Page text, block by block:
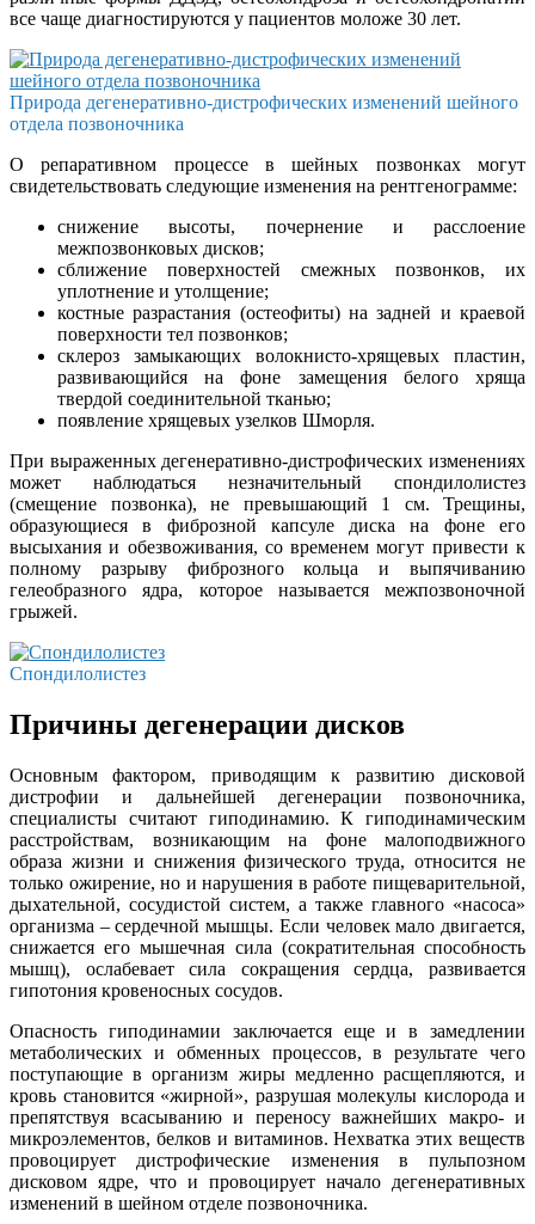
все чаще диагностируются у пациентов моложе 30 лет.
Природа дегенеративно-дистрофических изменений шейного
отдела позвоночника
О репаративном процессе в шейных позвонках могут
свидетельствовать следующие изменения на рентгенограмме:
снижение высоты, почернение и расслоение
межпозвонковых дисков;
сближение поверхностей смежных позвонков, их
уплотнение и утолщение;
костные разрастания (остеофиты) на задней и краевой
поверхности тел позвонков;
склероз замыкающих волокнисто-хрящевых пластин,
развивающийся на фоне замещения белого хряща
твердой соединительной тканью;
появление хрящевых узелков Шморля.
При выраженных дегенеративно-дистрофических изменениях
может наблюдаться незначительный спондилолистез
(смещение позвонка), не превышающий 1 см. Трещины,
образующиеся в фиброзной капсуле диска на фоне его
высыхания и обезвоживания, со временем могут привести к
полному разрыву фиброзного кольца и выпячиванию
гелеобразного ядра, которое называется межпозвоночной
грыжей.
Спондилолистез
Причины дегенерации дисков
Основным фактором, приводящим к развитию дисковой
дистрофии и дальнейшей дегенерации позвоночника,
специалисты считают гиподинамию. К гиподинамическим
расстройствам, возникающим на фоне малоподвижного
образа жизни и снижения физического труда, относится не
только ожирение, но и нарушения в работе пищеварительной,
дыхательной, сосудистой систем, а также главного «насоса»
организма – сердечной мышцы. Если человек мало двигается,
снижается его мышечная сила (сократительная способность
мышц), ослабевает сила сокращения сердца, развивается
гипотония кровеносных сосудов.
Опасность гиподинамии заключается еще и в замедлении
метаболических и обменных процессов, в результате чего
поступающие в организм жиры медленно расщепляются, и
кровь становится «жирной», разрушая молекулы кислорода и
препятствуя всасыванию и переносу важнейших макро- и
микроэлементов, белков и витаминов. Нехватка этих веществ
провоцирует дистрофические изменения в пульпозном
дисковом ядре, что и провоцирует начало дегенеративных
изменений в шейном отделе позвоночника.